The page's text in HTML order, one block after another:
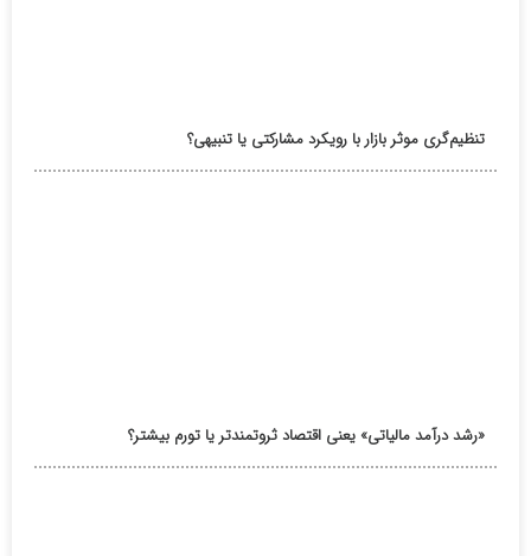
تنظیم‌گری موثر بازار با رویکرد مشارکتی یا تنبیهی؟
«رشد درآمد مالیاتی» یعنی اقتصاد ثروتمندتر یا تورم بیشتر؟